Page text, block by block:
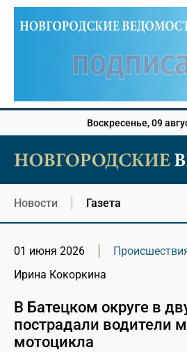
Воскресенье, 09
Новости Газета
01 июня 2026
Ирина Кокоркина
В Батецком округе в
пострадали водители
мотоцикла